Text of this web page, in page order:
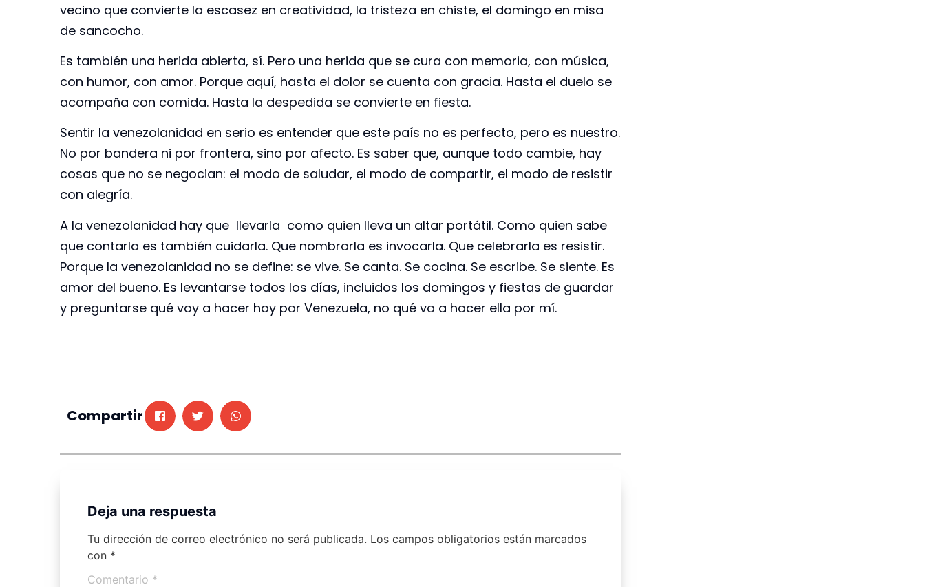
vecino que convierte la escasez en creatividad, la tristeza en chiste, el domingo en misa
de sancocho.
Es también una herida abierta, sí. Pero una herida que se cura con memoria, con música,
con humor, con amor. Porque aquí, hasta el dolor se cuenta con gracia. Hasta el duelo se
acompaña con comida. Hasta la despedida se convierte en fiesta.
Sentir la venezolanidad en serio es entender que este país no es perfecto, pero es nuestro.
No por bandera ni por frontera, sino por afecto. Es saber que, aunque todo cambie, hay
cosas que no se negocian: el modo de saludar, el modo de compartir, el modo de resistir
con alegría.
A la venezolanidad hay que llevarla como quien lleva un altar portátil. Como quien sabe
que contarla es también cuidarla. Que nombrarla es invocarla. Que celebrarla es resistir.
Porque la venezolanidad no se define: se vive. Se canta. Se cocina. Se escribe. Se siente. Es
amor del bueno. Es levantarse todos los días, incluidos los domingos y fiestas de guardar
y preguntarse qué voy a hacer hoy por Venezuela, no qué va a hacer ella por mí.
Compartir
Deja una respuesta
Tu dirección de correo electrónico no será publicada. Los campos obligatorios están marcados
con *
Comentario *